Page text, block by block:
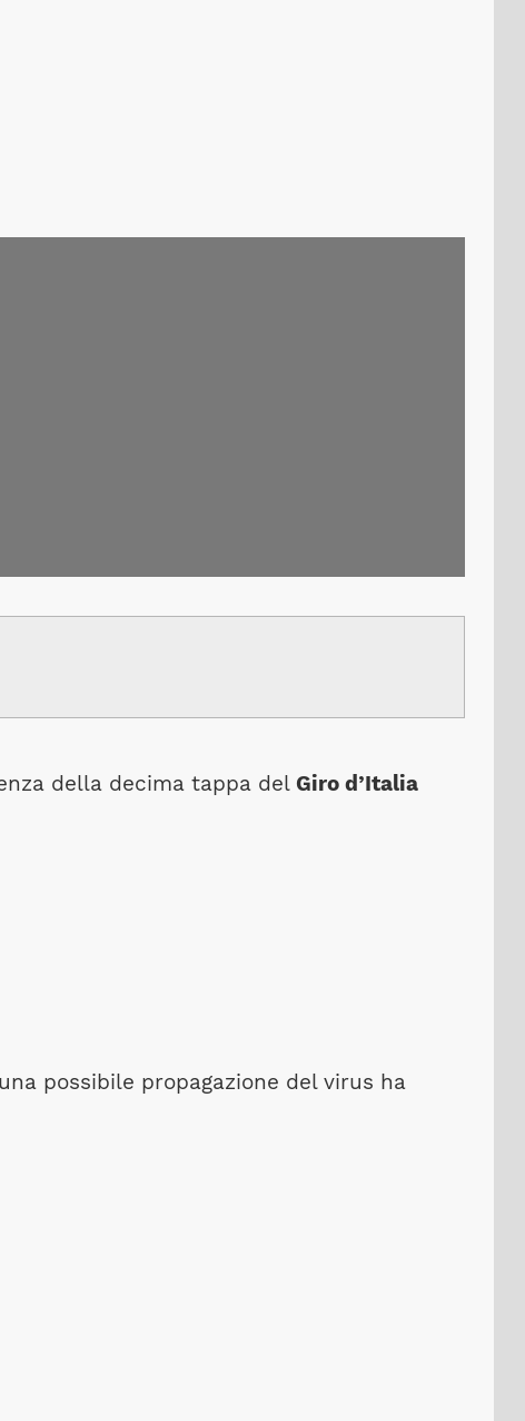
della decima tappa del Giro d’Italia
possibile propagazione del virus ha